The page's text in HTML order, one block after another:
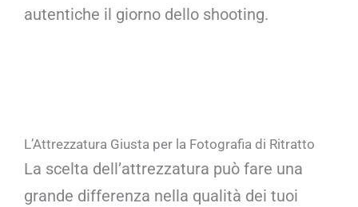
autentiche il giorno dello shooting.
L’Attrezzatura Giusta per la Fotografia di Ritratto
La scelta dell’attrezzatura può fare una
grande differenza nella qualità dei tuoi